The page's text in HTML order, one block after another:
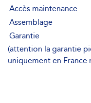
Accès maintenance
Assemblage
Garantie
(attention la garantie
uniquement en